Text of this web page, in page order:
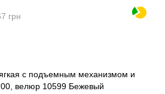
грн
с подъемным механизмом и
велюр 10599 Бежевый